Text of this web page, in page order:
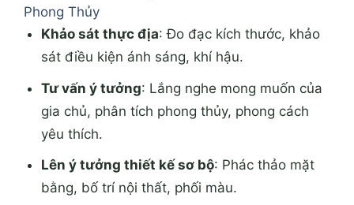
Phong Thủy
Khảo sát thực địa: Đo đạc kích thước, khảo
sát điều kiện ánh sáng, khí hậu.
Tư vấn ý tưởng: Lắng nghe mong muốn của
gia chủ, phân tích phong thủy, phong cách
yêu thích.
Lên ý tưởng thiết kế sơ bộ: Phác thảo mặt
bằng, bố trí nội thất, phối màu.